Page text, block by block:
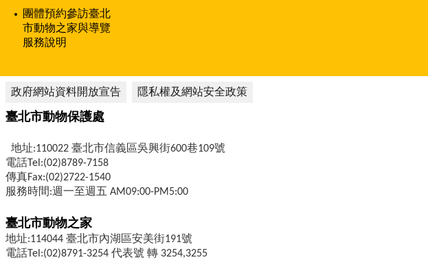
團體預約參訪臺北
市動物之家與導覽
服務說明
政府網站資料開放宣告 隱私權及網站安全政策
臺北市動物保護處
地址:110022 臺北市信義區吳興街600巷109號
電話Tel:(02)8789-7158
傳真Fax:(02)2722-1540
服務時間:週一至週五 AM09:00-PM5:00
臺北市動物之家
地址:114044 臺北市內湖區安美街191號
電話Tel:(02)8791-3254 代表號 轉 3254,3255